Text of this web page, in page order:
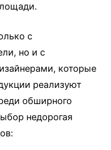
с
но и с
которые
реализуют
обширного
недорогая